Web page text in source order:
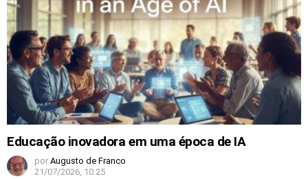
Educação inovadora em uma época de IA
por Augusto de Franco
21/07/2026, 10:25